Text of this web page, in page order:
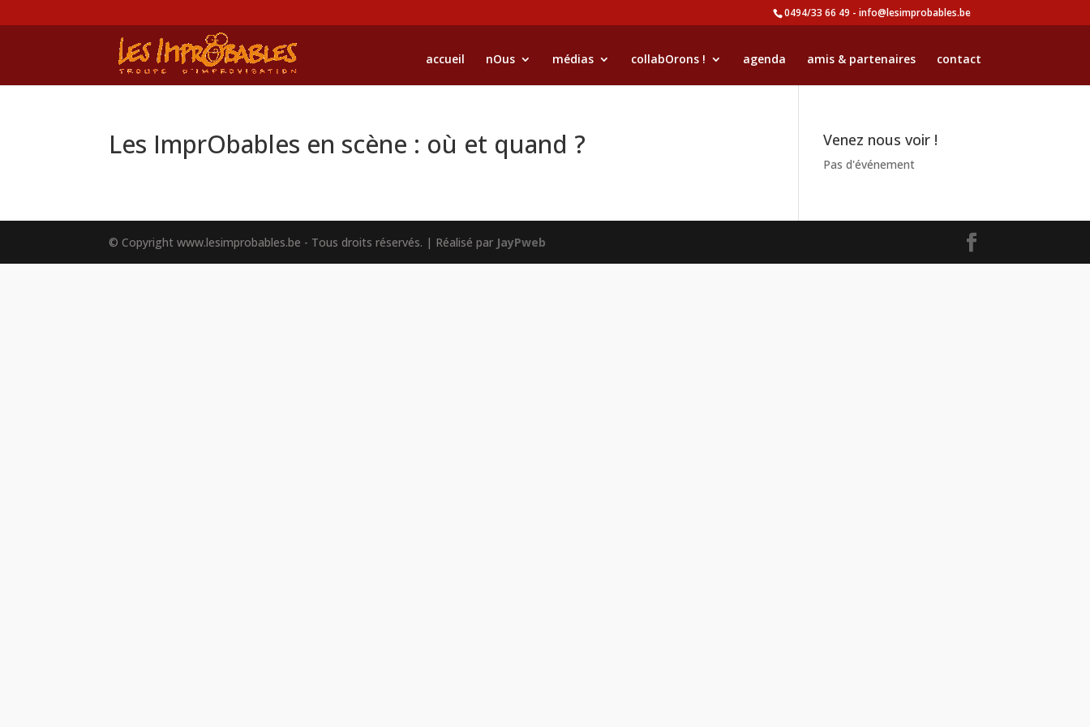
0494/33 66 49 - info@lesimprobables.be
accueil nOus médias collabOrons ! agenda amis & partenaires contact
Les ImprObables en scène : où et quand ? Venez nous voir !
Pas d'événement
© Copyright www.lesimprobables.be - Tous droits réservés. | Réalisé par JayPweb